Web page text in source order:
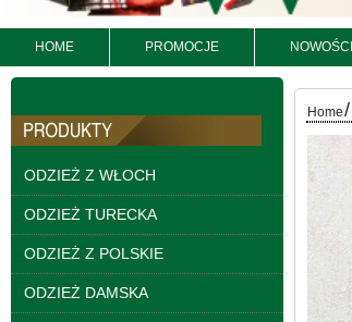
HOME PROMOCJE NOWOŚCI
ODZIEŻ Z WŁOCH
ODZIEŻ TURECKA
ODZIEŻ Z POLSKIE
ODZIEŻ DAMSKA
szczegóły
Home/